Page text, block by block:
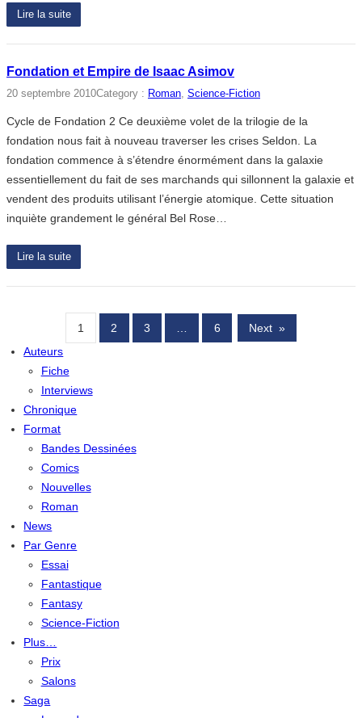
Lire la suite
Fondation et Empire de Isaac Asimov
20 septembre 2010Category : Roman, Science-Fiction
Cycle de Fondation 2 Ce deuxième volet de la trilogie de la
fondation nous fait à nouveau traverser les crises Seldon. La
fondation commence à s’étendre énormément dans la galaxie
essentiellement du fait de ses marchands qui sillonnent la galaxie et
vendent des produits utilisant l’énergie atomique. Cette situation
inquiète grandement le général Bel Rose…
Lire la suite
1 2 3 6 Next »
Auteurs
Fiche
Interviews
Chronique
Format
Bandes Dessinées
Comics
Nouvelles
Roman
News
Par Genre
Essai
Fantastique
Fantasy
Science-Fiction
Plus…
Prix
Salons
Saga